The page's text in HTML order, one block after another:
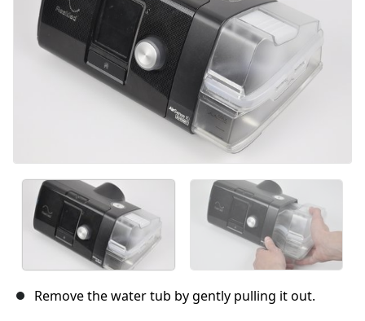
Remove the water tub by gently pulling it out.